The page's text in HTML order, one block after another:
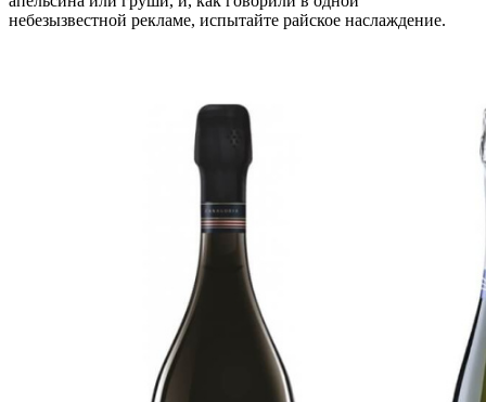
небезызвестной рекламе, испытайте райское наслаждение.